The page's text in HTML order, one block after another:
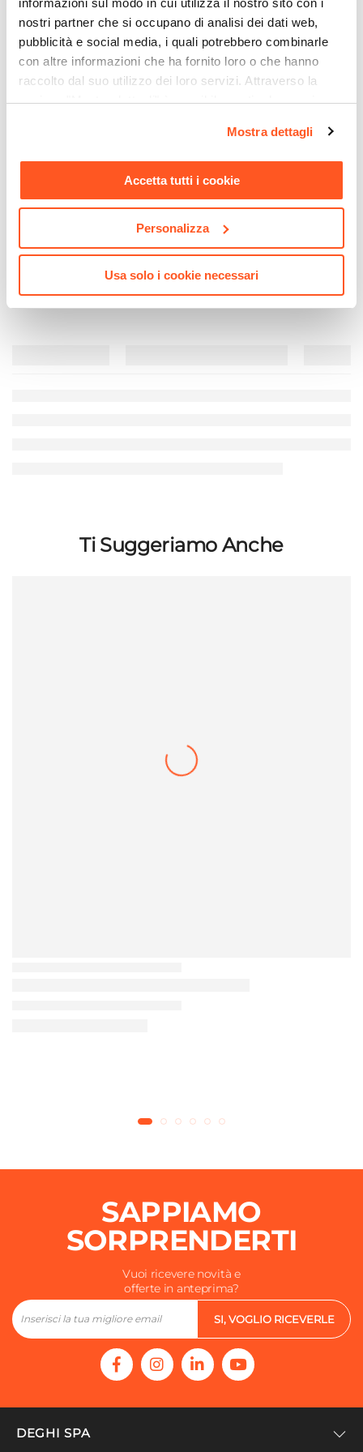
nostri partner che si occupano di analisi dei dati web,
pubblicità e social media, i quali potrebbero combinarle
con altre informazioni che ha fornito loro o che hanno
raccolto dal suo utilizzo dei loro servizi. Attraverso la
sezione "Mostra dettagli" è possibile gestire le proprie
momento. Per maggiori informazioni si invita a leggere la
nostraCookie Policy.
Mostra dettagli
Accetta tutti i cookie
Personalizza
Usa solo i cookie necessari
Ti Suggeriamo Anche
SAPPIAMO
SORPRENDERTI
Vuoi ricevere novità e
offerte in anteprima?
SI, VOGLIO RICEVERLE
DEGHI SPA